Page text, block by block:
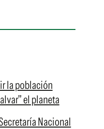
la población
el planeta
Nacional